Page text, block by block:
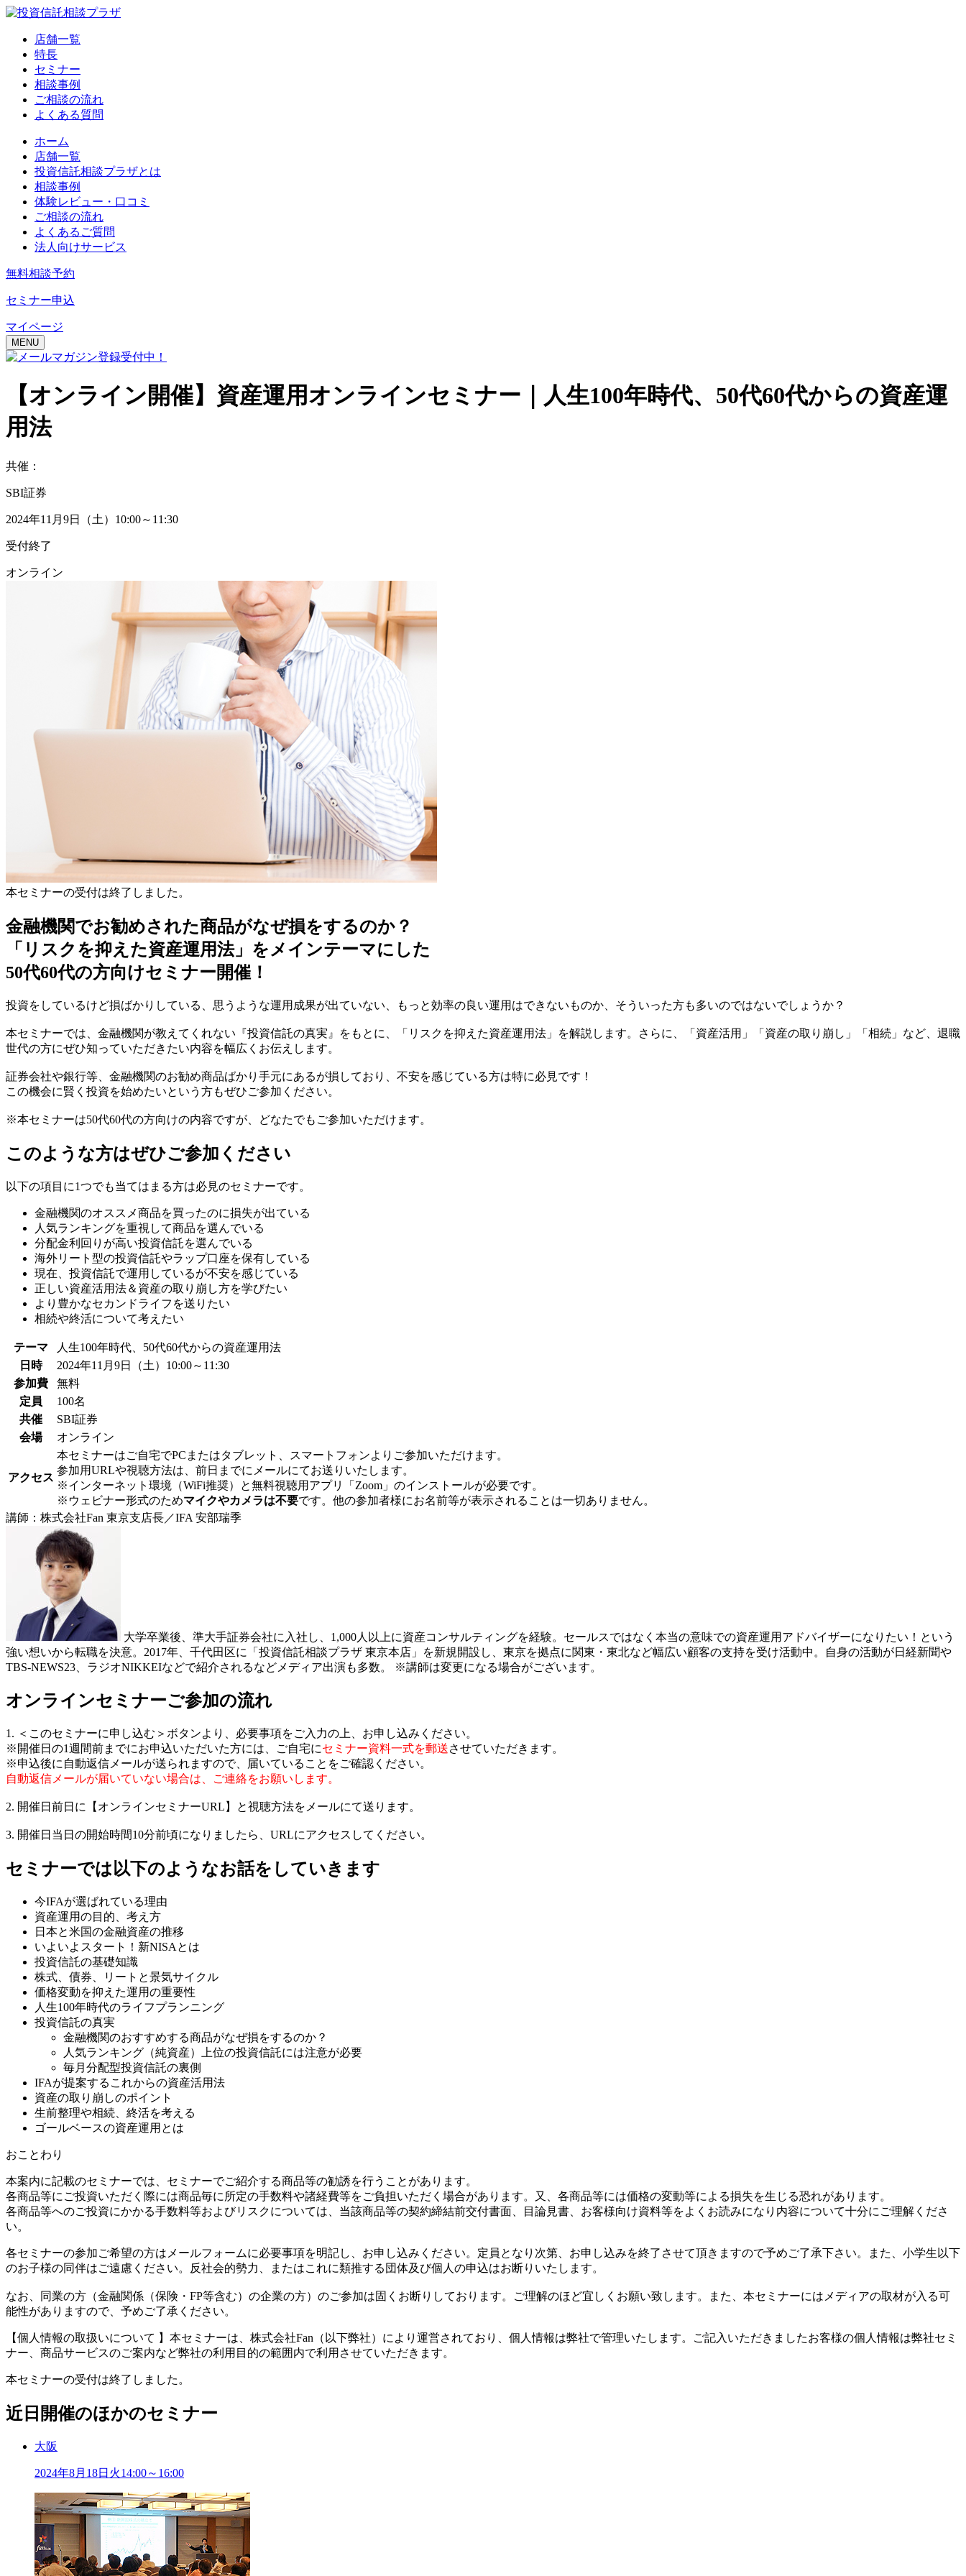
店舗一覧
特長
セミナー
相談事例
ご相談の流れ
よくある質問
ホーム
店舗一覧
投資信託相談プラザとは
相談事例
体験レビュー・口コミ
ご相談の流れ
よくあるご質問
法人向けサービス
無料相談予約
セミナー申込
マイページ
MENU
【オンライン開催】 資産運用オンラインセミナー｜ 人生100年時代、50代60代からの資産運
用法
共催：
SBI証券
2024年11月9日（土）10:00～11:30
受付終了
オンライン
本セミナーの受付は終了しました。
金融機関でお勧めされた商品がなぜ損をするのか？
「リスクを抑えた資産運用法」をメインテーマにした
50代60代の方向けセミナー開催！
投資をしているけど損ばかりしている、思うような運用成果が出ていない、もっと効率の良い運用はできないものか、そういった方も多いのではないでしょうか？
本セミナーでは、金融機関が教えてくれない『投資信託の真実』をもとに、「リスクを抑えた資産運用法」を解説します。さらに、「資産活用」「資産の取り崩し」「相続」など、退職
世代の方にぜひ知っていただきたい内容を幅広くお伝えします。
証券会社や銀行等、金融機関のお勧め商品ばかり手元にあるが損しており、不安を感じている方は特に必見です！
この機会に賢く投資を始めたいという方もぜひご参加ください。
※本セミナーは50代60代の方向けの内容ですが、どなたでもご参加いただけます。
このような方はぜひご参加ください
以下の項目に1つでも当てはまる方は必見のセミナーです。
金融機関のオススメ商品を買ったのに損失が出ている
人気ランキングを重視して商品を選んでいる
分配金利回りが高い投資信託を選んでいる
海外リート型の投資信託やラップ口座を保有している
現在、投資信託で運用しているが不安を感じている
正しい資産活用法＆資産の取り崩し方を学びたい
より豊かなセカンドライフを送りたい
相続や終活について考えたい
テーマ
人生100年時代、50代60代からの資産運用法
日時
2024年11月9日（土）10:00～11:30
参加費
無料
定員
100名
共催
SBI証券
会場
オンライン
アクセス
本セミナーはご自宅でPCまたはタブレット、スマートフォンよりご参加いただけます。
参加用URLや視聴方法は、前日までにメールにてお送りいたします。
※インターネット環境（WiFi推奨）と無料視聴用アプリ「Zoom」のインストールが必要です。
※ウェビナー形式のためマイクやカメラは不要です。他の参加者様にお名前等が表示されることは一切ありません。
講師：株式会社Fan 東京支店長／IFA 安部瑞季
大学卒業後、準大手証券会社に入社し、1,000人以上に資産コンサルティングを経験。セールスではなく本当の意味での資産運用アドバイザーになりたい！という
強い想いから転職を決意。2017年、千代田区に「投資信託相談プラザ 東京本店」を新規開設し、東京を拠点に関東・東北など幅広い顧客の支持を受け活動中。自身の活動が日経新聞や
TBS-NEWS23、ラジオNIKKEIなどで紹介されるなどメディア出演も多数。
※講師は変更になる場合がございます。
オンラインセミナーご参加の流れ
1. ＜このセミナーに申し込む＞ボタンより、必要事項をご入力の上、お申し込みください。
※開催日の1週間前までにお申込いただいた方には、ご自宅にセミナー資料一式を郵送させていただきます。
※申込後に自動返信メールが送られますので、届いていることをご確認ください。
自動返信メールが届いていない場合は、ご連絡をお願いします。
2. 開催日前日に【オンラインセミナーURL】と視聴方法をメールにて送ります。
3. 開催日当日の開始時間10分前頃になりましたら、URLにアクセスしてください。
​セミナーでは以下のようなお話をしていきます
今IFAが選ばれている理由
資産運用の目的、考え方
日本と米国の金融資産の推移
いよいよスタート！新NISAとは
投資信託の基礎知識
株式、債券、リートと景気サイクル
価格変動を抑えた運用の重要性
人生100年時代のライフプランニング
投資信託の真実
金融機関のおすすめする商品がなぜ損をするのか？
人気ランキング（純資産）上位の投資信託には注意が必要
毎月分配型投資信託の裏側
IFAが提案するこれからの資産活用法
資産の取り崩しのポイント
生前整理や相続、終活を考える
ゴールベースの資産運用とは
おことわり
本案内に記載のセミナーでは、セミナーでご紹介する商品等の勧誘を行うことがあります。
各商品等にご投資いただく際には商品毎に所定の手数料や諸経費等をご負担いただく場合があります。又、各商品等には価格の変動等による損失を生じる恐れがあります。
各商品等へのご投資にかかる手数料等およびリスクについては、当該商品等の契約締結前交付書面、目論見書、お客様向け資料等をよくお読みになり内容について十分にご理解くださ
い。
各セミナーの参加ご希望の方はメールフォームに必要事項を明記し、お申し込みください。定員となり次第、お申し込みを終了させて頂きますので予めご了承下さい。また、小学生以下
のお子様の同伴はご遠慮ください。反社会的勢力、またはこれに類推する団体及び個人の申込はお断りいたします。
なお、同業の方（金融関係（保険・FP等含む）の企業の方）のご参加は固くお断りしております。ご理解のほど宜しくお願い致します。また、本セミナーにはメディアの取材が入る可
能性がありますので、予めご了承ください。
【個人情報の取扱いについて 】本セミナーは、株式会社Fan（以下弊社）により運営されており、個人情報は弊社で管理いたします。ご記入いただきましたお客様の個人情報は弊社セミ
ナー、商品サービスのご案内など弊社の利用目的の範囲内で利用させていただきます。
本セミナーの受付は終了しました。
近日開催のほかのセミナー
大阪
2024年8月 18日 火14:00～16:00